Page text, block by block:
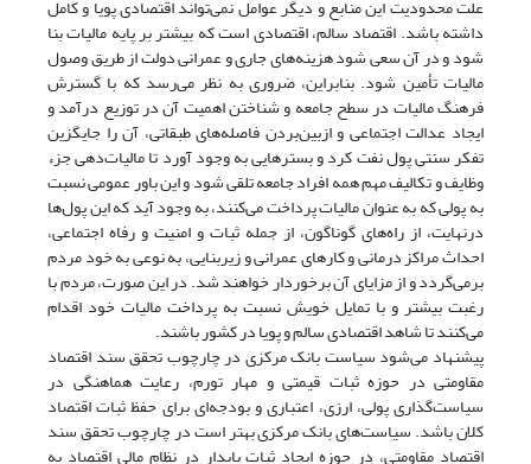
علت محدودیت این منابع و دیگر عوامل نمی‌تواند اقتصادی پویا و کامل
داشته باشد. اقتصاد سالم، اقتصادی است که بیشتر بر پایه مالیات بنا
شود و در آن سعی شود هزینه‌های جاری و عمرانی دولت از طریق وصول
مالیات تأمین شود. بنابراین، ضروری به نظر می‌رسد که با گسترش
فرهنگ مالیات در سطح جامعه و شناختن اهمیت آن در توزیع درآمد و
ایجاد عدالت اجتماعی و ازبین‌بردن فاصله‌های طبقاتی، آن را جایگزین
تفکر سنتی پول نفت کرد و بسترهایی به وجود آورد تا مالیات‌دهی جزء
وظایف و تکالیف مهم همه افراد جامعه تلقی شود و این باور عمومی نسبت
به پولی که به عنوان مالیات پرداخت می‌کنند، به وجود آید که این پول‌ها
درنهایت، از راه‌های گوناگون، از جمله ثبات و امنیت و رفاه اجتماعی،
احداث مراکز درمانی و کارهای عمرانی و زیربنایی، به نوعی به خود مردم
برمی‌گردد و از مزایای آن برخوردار خواهند شد. در این صورت، مردم با
رغبت بیشتر و با تمایل خویش نسبت به پرداخت مالیات خود اقدام
می‌کنند تا شاهد اقتصادی سالم و پویا در کشور باشند.
پیشنهاد می‌شود سیاست بانک مرکزی در چارچوب تحقق سند اقتصاد
مقاومتی در حوزه ثبات قیمتی و مهار تورم، رعایت هماهنگی در
سیاست‌گذاری پولی، ارزی، اعتباری و بودجه‌ای برای حفظ ثبات اقتصاد
کلان باشد. سیاست‌های بانک مرکزی بهتر است در چارچوب تحقق سند
اقتصاد مقاومتی، در حوزه ایجاد ثبات پایدار در نظام مالی اقتصاد به